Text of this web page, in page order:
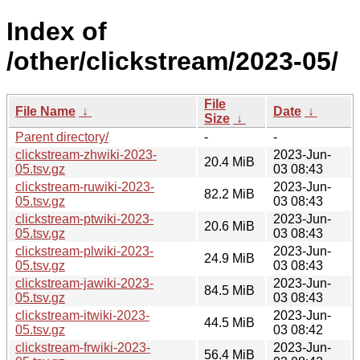
Index of
/other/clickstream/2023-05/
File Name ↓
File
Size ↓
Date ↓
Parent directory/
-
-
clickstream-zhwiki-2023-
05.tsv.gz
20.4 MiB
2023-Jun-
03 08:43
clickstream-ruwiki-2023-
05.tsv.gz
82.2 MiB
2023-Jun-
03 08:43
clickstream-ptwiki-2023-
05.tsv.gz
20.6 MiB
2023-Jun-
03 08:43
clickstream-plwiki-2023-
05.tsv.gz
24.9 MiB
2023-Jun-
03 08:43
clickstream-jawiki-2023-
05.tsv.gz
84.5 MiB
2023-Jun-
03 08:43
clickstream-itwiki-2023-
05.tsv.gz
44.5 MiB
2023-Jun-
03 08:42
clickstream-frwiki-2023-
56.4 MiB
2023-Jun-